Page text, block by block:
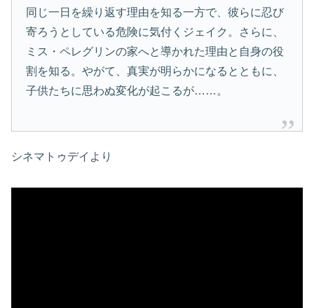
同じ一日を繰り返す理由を知る一方で、彼らに忍び
寄ろうとしている危険に気付くジェイク。さらに、
ミス・ペレグリンの家へと導かれた理由と自身の役
割を知る。やがて、真実が明らかになるとともに、
子供たちに思わぬ変化が起こるが……。
シネマトゥデイより